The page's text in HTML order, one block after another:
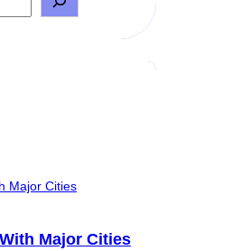
Major Cities